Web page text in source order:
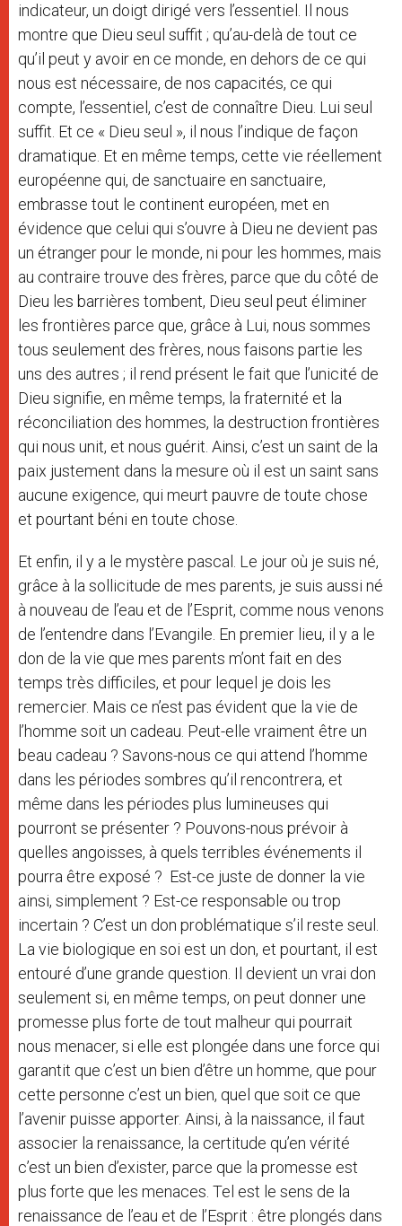
indicateur, un doigt dirigé vers l’essentiel. Il nous
montre que Dieu seul suffit ; qu’au-delà de tout ce
qu’il peut y avoir en ce monde, en dehors de ce qui
nous est nécessaire, de nos capacités, ce qui
compte, l’essentiel, c’est de connaître Dieu. Lui seul
suffit. Et ce « Dieu seul », il nous l’indique de façon
dramatique. Et en même temps, cette vie réellement
européenne qui, de sanctuaire en sanctuaire,
embrasse tout le continent européen, met en
évidence que celui qui s’ouvre à Dieu ne devient pas
un étranger pour le monde, ni pour les hommes, mais
au contraire trouve des frères, parce que du côté de
Dieu les barrières tombent, Dieu seul peut éliminer
les frontières parce que, grâce à Lui, nous sommes
tous seulement des frères, nous faisons partie les
uns des autres ; il rend présent le fait que l’unicité de
Dieu signifie, en même temps, la fraternité et la
réconciliation des hommes, la destruction frontières
qui nous unit, et nous guérit. Ainsi, c’est un saint de la
paix justement dans la mesure où il est un saint sans
aucune exigence, qui meurt pauvre de toute chose
et pourtant béni en toute chose.
Et enfin, il y a le mystère pascal. Le jour où je suis né,
grâce à la sollicitude de mes parents, je suis aussi né
à nouveau de l’eau et de l’Esprit, comme nous venons
de l’entendre dans l’Evangile. En premier lieu, il y a le
don de la vie que mes parents m’ont fait en des
temps très difficiles, et pour lequel je dois les
remercier. Mais ce n’est pas évident que la vie de
l’homme soit un cadeau. Peut-elle vraiment être un
beau cadeau ? Savons-nous ce qui attend l’homme
dans les périodes sombres qu’il rencontrera, et
même dans les périodes plus lumineuses qui
pourront se présenter ? Pouvons-nous prévoir à
quelles angoisses, à quels terribles événements il
pourra être exposé ? Est-ce juste de donner la vie
ainsi, simplement ? Est-ce responsable ou trop
incertain ? C’est un don problématique s’il reste seul.
La vie biologique en soi est un don, et pourtant, il est
entouré d’une grande question. Il devient un vrai don
seulement si, en même temps, on peut donner une
promesse plus forte de tout malheur qui pourrait
nous menacer, si elle est plongée dans une force qui
garantit que c’est un bien d’être un homme, que pour
cette personne c’est un bien, quel que soit ce que
l’avenir puisse apporter. Ainsi, à la naissance, il faut
associer la renaissance, la certitude qu’en vérité
c’est un bien d’exister, parce que la promesse est
plus forte que les menaces. Tel est le sens de la
renaissance de l’eau et de l’Esprit : être plongés dans